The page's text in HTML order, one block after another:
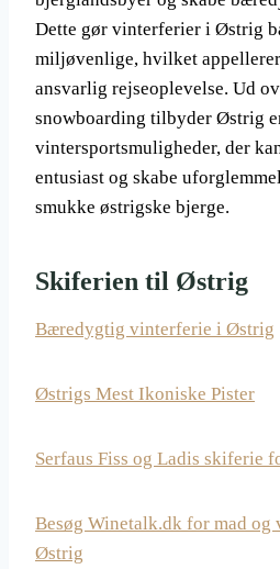
Dette gør vinterferier i Østrig
miljøvenlige, hvilket
ansvarlig rejseoplevelse. Ud
snowboarding tilbyder Østrig
vintersportsmuligheder, der
entusiast og skabe
smukke østrigske bjerge.
Skiferien til Østrig
Bæredygtig vinterferie i Østrig
Østrigs Mest Ikoniske Pister
Serfaus Fiss og Ladis skiferie
Besøg Winetalk.dk for mad
Østrig